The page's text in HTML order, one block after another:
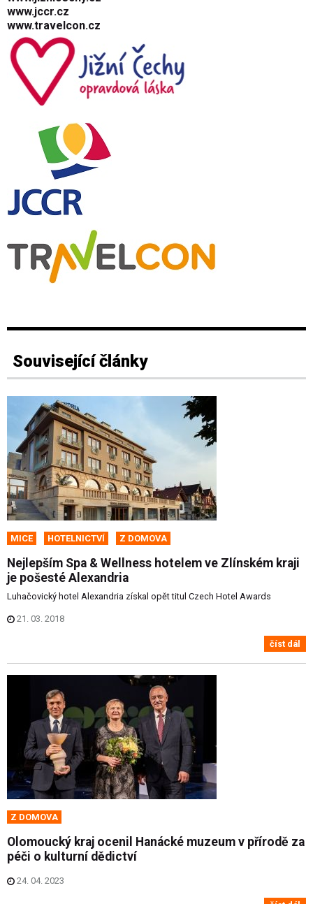
www.jccr.cz
www.travelcon.cz
Související články
MICE HOTELNICTVÍ Z DOMOVA
Nejlepším Spa & Wellness hotelem ve Zlínském kraji
je pošesté Alexandria
Luhačovický hotel Alexandria získal opět titul Czech Hotel Awards
21. 03. 2018
číst dál
Z DOMOVA
Olomoucký kraj ocenil Hanácké muzeum v přírodě za
péči o kulturní dědictví
24. 04. 2023